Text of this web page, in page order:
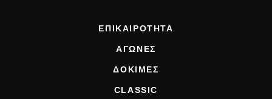
ΕΠΙΚΑΙΡΟΤΗΤΑ
ΑΓΩΝΕΣ
ΔΟΚΙΜΕΣ
CLASSIC